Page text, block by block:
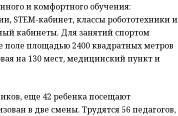
и комфортного обучения:
STEM-кабинет, классы робототехники и
кабинеты. Для занятий спортом
площадью 2400 квадратных метров
на 130 мест, медицинский пункт и
еще 42 ребенка посещают
в две смены. Трудятся 56 педагогов,